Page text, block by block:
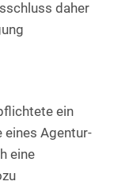
daher
ein
eines Agentur-
eine